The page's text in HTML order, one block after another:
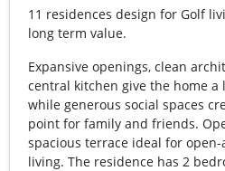
11 residences design for Golf
long term value.
Expansive openings, clean
central kitchen give the home a
while generous social spaces
point for family and friends.
spacious terrace ideal for
living. The residence has 2